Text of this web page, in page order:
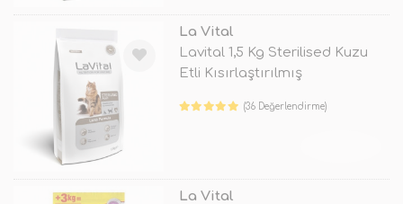
La Vital
Lavital 1,5 Kg Sterilised Kuzu
Etli Kısırlaştırılmış
(36 Değerlendirme)
La Vital